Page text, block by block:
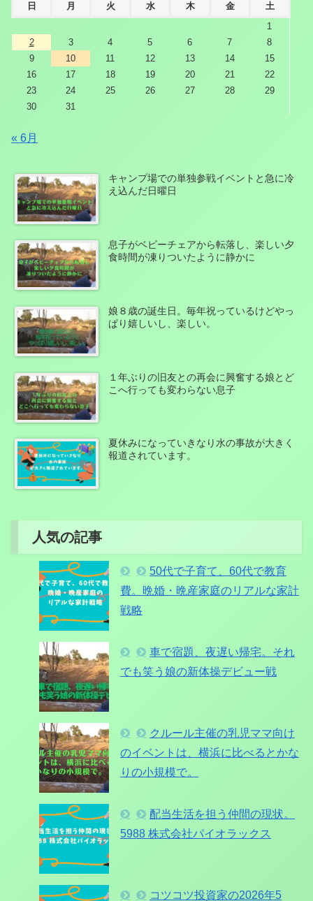
日 月 火 水 木 金
土
1
2
3 4 5 6 7
8
9
10 11 12 13 14
15
16
17 18 19 20 21
22
23
24 25 26 27 28
29
30
31
« 6月
キャンプ場での単独参戦イベントと急に冷
え込んだ日曜日
息子がベビーチェアから転落し、楽しい夕
食時間が凍りついたように静かに
娘８歳の誕生日。毎年祝っているけどやっ
ぱり嬉しいし、楽しい。
１年ぶりの旧友との再会に興奮する娘とど
こへ行っても変わらない息子
夏休みになっていきなり水の事故が大きく
報道されています。
人気の記事
50代で子育て、60代で教育
費。晩婚・晩産家庭のリアルな家計
戦略
車で宿題、夜遅い帰宅。それ
でも笑う娘の新体操デビュー戦
クルール主催の乳児ママ向け
のイベントは、横浜に比べるとかな
りの小規模で。
配当生活を担う仲間の現状。
5988 株式会社パイオラックス
コツコツ投資家の2026年5